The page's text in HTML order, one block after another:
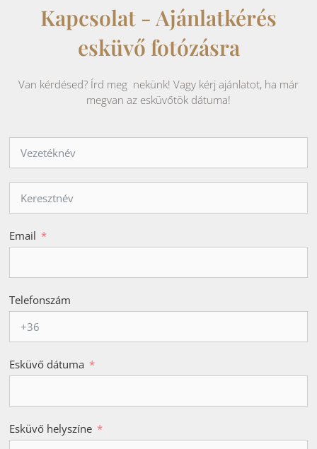
Kapcsolat - Ajánlatkérés
esküvő fotózásra
Van kérdésed? Írd meg nekünk! Vagy kérj ajánlatot, ha már
megvan az esküvőtök dátuma!
Email
Telefonszám
Esküvő dátuma
Esküvő helyszíne